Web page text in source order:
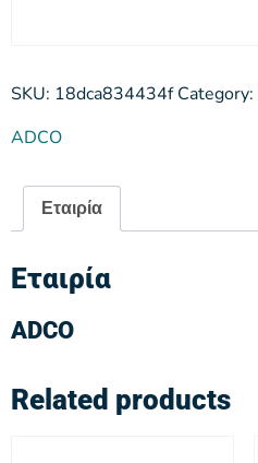
SKU: 18dca834434f Category:
ADCO
Εταιρία
Εταιρία
ADCO
Related products